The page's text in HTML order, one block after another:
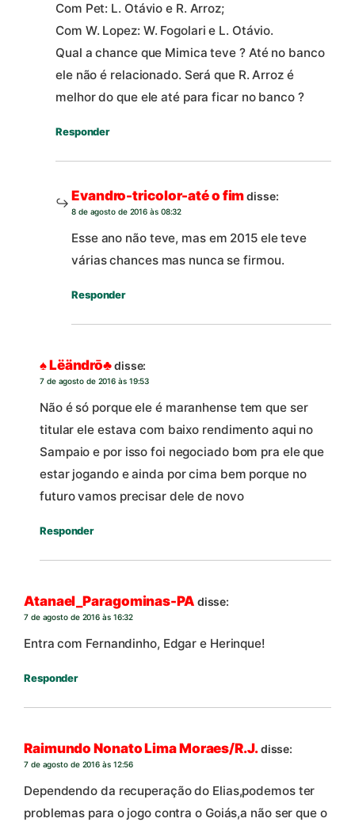
Com Pet: L. Otávio e R. Arroz;
Com W. Lopez: W. Fogolari e L. Otávio.
Qual a chance que Mimica teve ? Até no banco
ele não é relacionado. Será que R. Arroz é
melhor do que ele até para ficar no banco ?
Responder
Evandro-tricolor-até o fimdisse:
8 de agosto de 2016 às 08:32
Esse ano não teve, mas em 2015 ele teve
várias chances mas nunca se firmou.
Responder
♠ Lëändrō♣disse:
7 de agosto de 2016 às 19:53
Não é só porque ele é maranhense tem que ser
titular ele estava com baixo rendimento aqui no
Sampaio e por isso foi negociado bom pra ele que
estar jogando e ainda por cima bem porque no
futuro vamos precisar dele de novo
Responder
Atanael_Paragominas-PA disse:
7 de agosto de 2016 às 16:32
Entra com Fernandinho, Edgar e Herinque!
Responder
Raimundo Nonato Lima Moraes/R.J.disse:
7 de agosto de 2016 às 12:56
Dependendo da recuperação do Elias,podemos ter
problemas para o jogo contra o Goiás,a não ser que o